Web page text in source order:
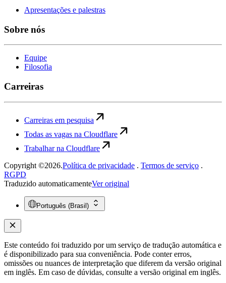
Apresentações e palestras
Sobre nós
Equipe
Filosofia
Carreiras
Carreiras em pesquisa
Todas as vagas na Cloudflare
Trabalhar na Cloudflare
Copyright ©2026.Política de privacidade . Termos de serviço .
RGPD
Traduzido automaticamenteVer original
Português (Brasil)
Este conteúdo foi traduzido por um serviço de tradução automática e
é disponibilizado para sua conveniência. Pode conter erros,
omissões ou nuances de interpretação que diferem da versão original
em inglês. Em caso de dúvidas, consulte a versão original em inglês.